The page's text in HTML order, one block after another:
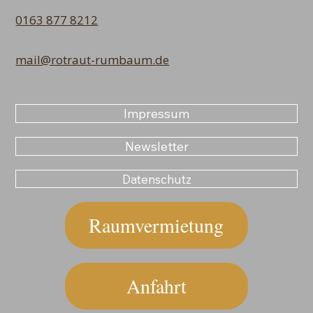
0163 877 8212
mail@rotraut-rumbaum.de
Raumvermietung
Anfahrt
Impressum
Newsletter
Datenschutz